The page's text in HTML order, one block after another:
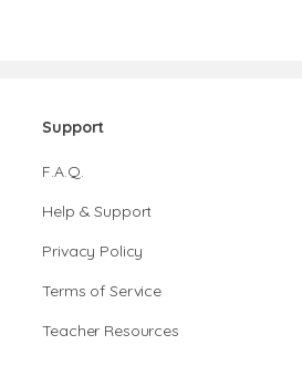
Support
F.A.Q.
Help & Support
Privacy Policy
Terms of Service
Teacher Resources